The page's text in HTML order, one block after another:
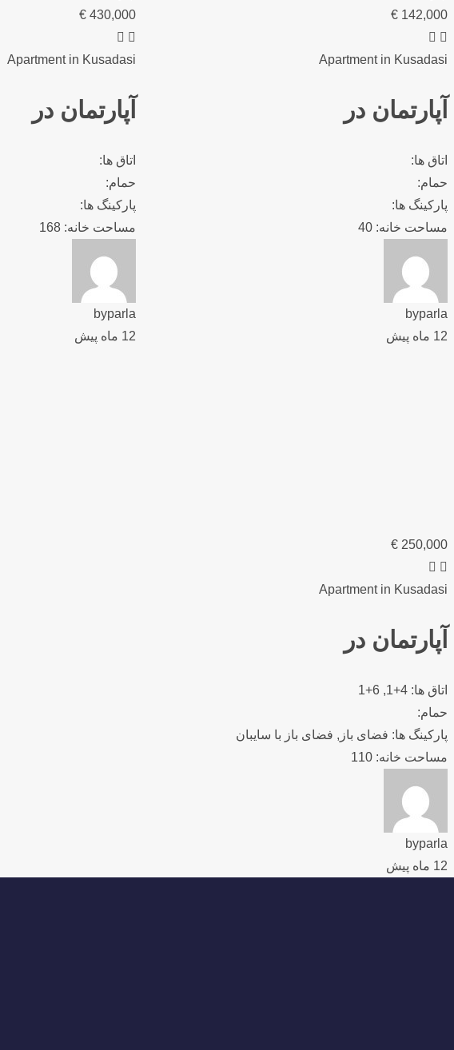
142,000
€
Apartment in Kusadasi
آپارتمان در
اتاق ها:
حمام:
پارکینگ ها:
مساحت خانه: 40
byparla
12 ماه پیش
430,000
€
Apartment in Kusadasi
آپارتمان در
اتاق ها:
حمام:
پارکینگ ها:
مساحت خانه: 168
byparla
12 ماه پیش
250,000
€
Apartment in Kusadasi
آپارتمان در
اتاق ها: 4+1, 6+1
حمام:
پارکینگ ها: فضای باز, فضای باز با سایبان
مساحت خانه: 110
byparla
12 ماه پیش